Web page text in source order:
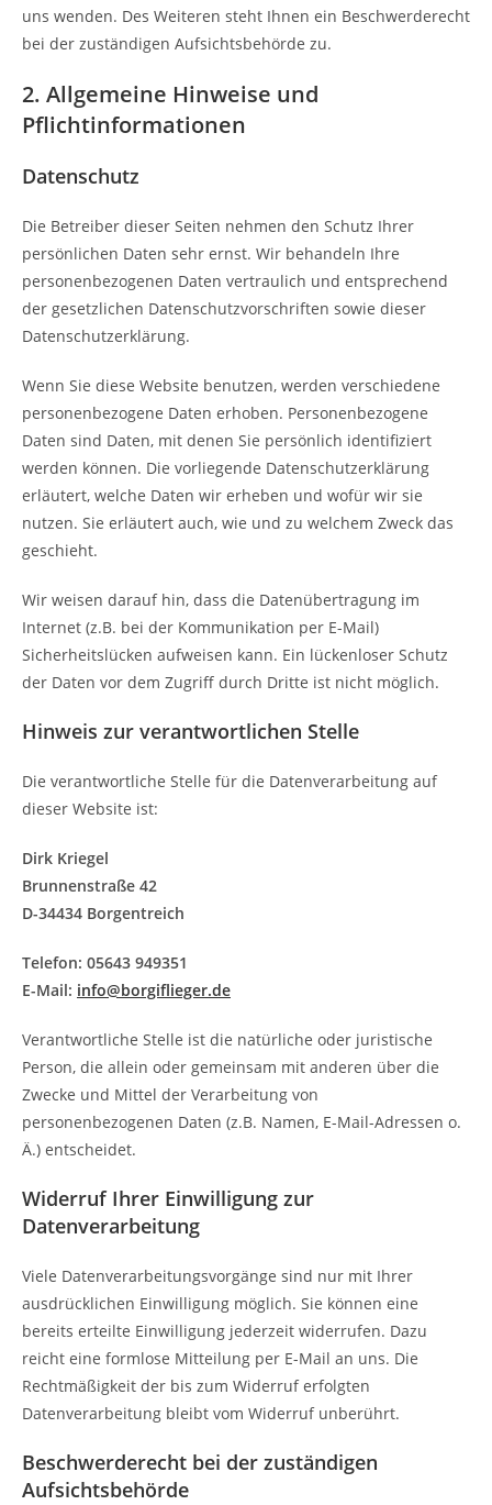
uns wenden. Des Weiteren steht Ihnen ein Beschwerderecht
bei der zuständigen Aufsichtsbehörde zu.
2. Allgemeine Hinweise und
Pflichtinformationen
Datenschutz
Die Betreiber dieser Seiten nehmen den Schutz Ihrer
persönlichen Daten sehr ernst. Wir behandeln Ihre
personenbezogenen Daten vertraulich und entsprechend
der gesetzlichen Datenschutzvorschriften sowie dieser
Datenschutzerklärung.
Wenn Sie diese Website benutzen, werden verschiedene
personenbezogene Daten erhoben. Personenbezogene
Daten sind Daten, mit denen Sie persönlich identifiziert
werden können. Die vorliegende Datenschutzerklärung
erläutert, welche Daten wir erheben und wofür wir sie
nutzen. Sie erläutert auch, wie und zu welchem Zweck das
geschieht.
Wir weisen darauf hin, dass die Datenübertragung im
Internet (z.B. bei der Kommunikation per E-Mail)
Sicherheitslücken aufweisen kann. Ein lückenloser Schutz
der Daten vor dem Zugriff durch Dritte ist nicht möglich.
Hinweis zur verantwortlichen Stelle
Die verantwortliche Stelle für die Datenverarbeitung auf
dieser Website ist:
Dirk Kriegel
Brunnenstraße 42
D-34434 Borgentreich
Telefon: 05643 949351
E-Mail: info@borgiflieger.de
Verantwortliche Stelle ist die natürliche oder juristische
Person, die allein oder gemeinsam mit anderen über die
Zwecke und Mittel der Verarbeitung von
personenbezogenen Daten (z.B. Namen, E-Mail-Adressen o.
Ä.) entscheidet.
Widerruf Ihrer Einwilligung zur
Datenverarbeitung
Viele Datenverarbeitungsvorgänge sind nur mit Ihrer
ausdrücklichen Einwilligung möglich. Sie können eine
bereits erteilte Einwilligung jederzeit widerrufen. Dazu
reicht eine formlose Mitteilung per E-Mail an uns. Die
Rechtmäßigkeit der bis zum Widerruf erfolgten
Datenverarbeitung bleibt vom Widerruf unberührt.
Beschwerderecht bei der zuständigen
Aufsichtsbehörde